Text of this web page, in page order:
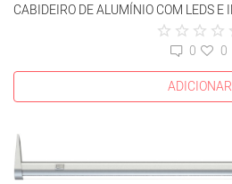
0
0
ADICIONAR